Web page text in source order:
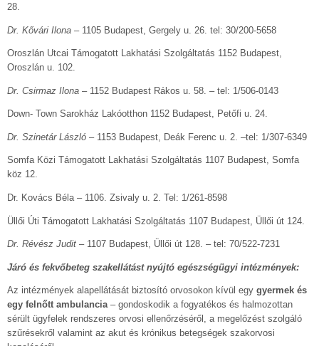
28.
Dr. Kővári Ilona – 1105 Budapest, Gergely u. 26. tel: 30/200-5658
Oroszlán Utcai Támogatott Lakhatási Szolgáltatás 1152 Budapest,
Oroszlán u. 102.
Dr. Csirmaz Ilona – 1152 Budapest Rákos u. 58. – tel: 1/506-0143
Down- Town Sarokház Lakóotthon 1152 Budapest, Petőfi u. 24.
Dr. Szinetár László – 1153 Budapest, Deák Ferenc u. 2. –tel: 1/307-6349
Somfa Közi Támogatott Lakhatási Szolgáltatás 1107 Budapest, Somfa
köz 12.
Dr. Kovács Béla – 1106. Zsivaly u. 2. Tel: 1/261-8598
Üllői Úti Támogatott Lakhatási Szolgáltatás 1107 Budapest, Üllői út 124.
Dr. Révész Judit – 1107 Budapest, Üllői út 128. – tel: 70/522-7231
Járó és fekvőbeteg szakellátást nyújtó egészségügyi intézmények:
Az intézmények alapellátását biztosító orvosokon kívül egy gyermek és
egy felnőtt ambulancia– gondoskodik a fogyatékos és halmozottan
sérült ügyfelek rendszeres orvosi ellenőrzéséről, a megelőzést szolgáló
szűrésekről valamint az akut és krónikus betegségek szakorvosi